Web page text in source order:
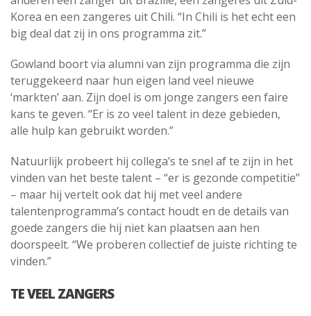
Korea en een zangeres uit Chili. “In Chili is het echt een
big deal dat zij in ons programma zit.”
Gowland boort via alumni van zijn programma die zijn
teruggekeerd naar hun eigen land veel nieuwe
‘markten’ aan. Zijn doel is om jonge zangers een faire
kans te geven. “Er is zo veel talent in deze gebieden,
alle hulp kan gebruikt worden.”
Natuurlijk probeert hij collega’s te snel af te zijn in het
vinden van het beste talent – “er is gezonde competitie”
– maar hij vertelt ook dat hij met veel andere
talentenprogramma’s contact houdt en de details van
goede zangers die hij niet kan plaatsen aan hen
doorspeelt. “We proberen collectief de juiste richting te
vinden.”
TE VEEL ZANGERS